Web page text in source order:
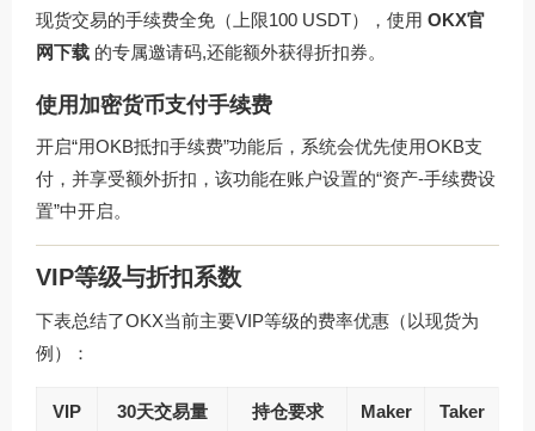
现货交易的手续费全免（上限100 USDT），使用 OKX官
网下载 的专属邀请码,还能额外获得折扣券。
使用加密货币支付手续费
开启“用OKB抵扣手续费”功能后，系统会优先使用OKB支
付，并享受额外折扣，该功能在账户设置的“资产-手续费设
置”中开启。
VIP等级与折扣系数
下表总结了OKX当前主要VIP等级的费率优惠（以现货为
例）：
VIP
30天交易量
持仓要求
Maker
Taker